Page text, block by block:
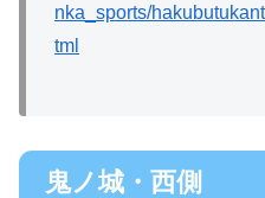
nka_sports/
tml
鬼ノ城・西側